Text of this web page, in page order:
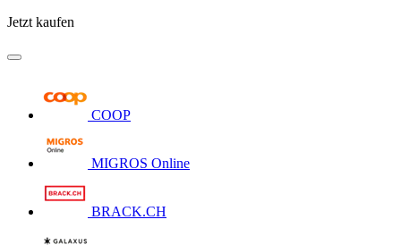
Jetzt kaufen
COOP
MIGROS Online
BRACK.CH